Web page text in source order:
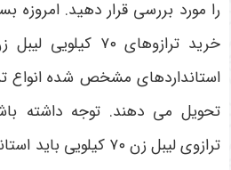
را مورد بررسی قرار دهید. امروزه
خرید ترازوهای ۷۰
استانداردهای مشخص شده انواع
تحویل می‌ دهند. توجه داشته
ترازوی لیبل زن ۷۰